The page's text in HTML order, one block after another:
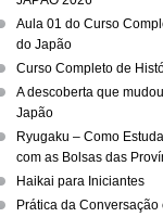
Aula 01 do Curso
do Japão
Curso Completo de
A descoberta que
Japão
Ryugaku – Como
com as Bolsas das
Haikai para Iniciantes
Prática da